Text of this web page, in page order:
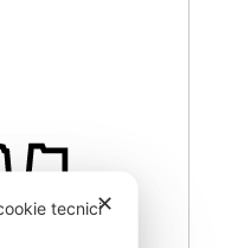
✕
tecnici